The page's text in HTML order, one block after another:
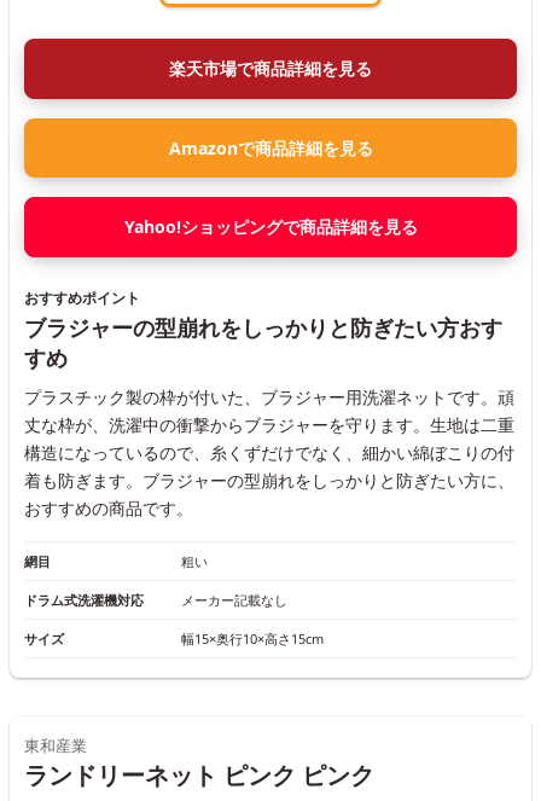
楽天市場で商品詳細を見る
Amazonで商品詳細を見る
Yahoo!ショッピングで商品詳細を見る
おすすめポイント
ブラジャーの型崩れをしっかりと防ぎたい方おす
すめ
プラスチック製の枠が付いた、ブラジャー用洗濯ネットです。頑
丈な枠が、洗濯中の衝撃からブラジャーを守ります。生地は二重
構造になっているので、糸くずだけでなく、細かい綿ぼこりの付
着も防ぎます。ブラジャーの型崩れをしっかりと防ぎたい方に、
おすすめの商品です。
網目 粗い
ドラム式洗濯機対応 メーカー記載なし
サイズ 幅15×奥行10×高さ15cm
東和産業
ランドリーネット ピンク ピンク